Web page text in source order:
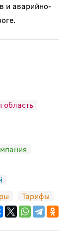
и аварийно-
область
Тарифы